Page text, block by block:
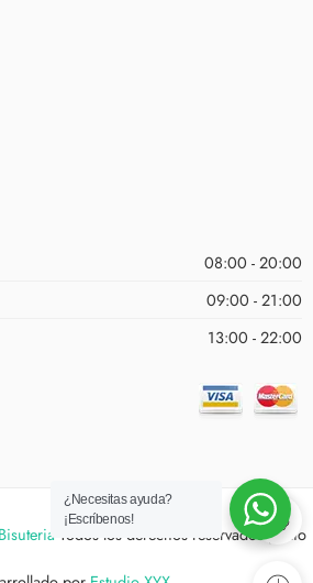
08:00 - 20:00
09:00 - 21:00
13:00 - 22:00
Todos los derechos reservados | Sitio
¿Necesitas ayuda?
¡Escríbenos!